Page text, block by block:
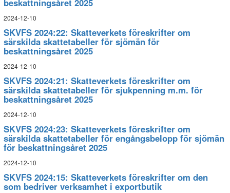
beskattningsåret 2025
2024-12-10
SKVFS 2024:22: Skatteverkets föreskrifter om
särskilda skattetabeller för sjömän för
beskattningsåret 2025
2024-12-10
SKVFS 2024:21: Skatteverkets föreskrifter om
särskilda skattetabeller för sjukpenning m.m. för
beskattningsåret 2025
2024-12-10
SKVFS 2024:23: Skatteverkets föreskrifter om
särskilda skattetabeller för engångsbelopp för sjömän
för beskattningsåret 2025
2024-12-10
SKVFS 2024:15: Skatteverkets föreskrifter om den
som bedriver verksamhet i exportbutik